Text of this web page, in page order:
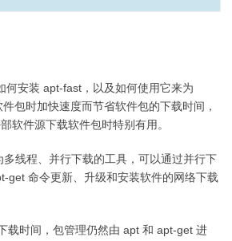
何安装 apt-fast，以及如何使用它来为
包时加快速度而节省软件包的下载时间，
软件源下载软件包时特别有用。
线程、并行下载的工具，可以通过并行下
get 命令更新、升级和安装软件的网络下载
载时间，包管理仍然由 apt 和 apt-get 进